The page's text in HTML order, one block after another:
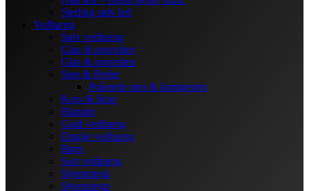
Sterling sølv led
Vedhæng
Sølv vedhæng
Glas & porcelæn
Glas & porcelæn
Sten & Perler
Polerede sten & lommesten
Kors & Ikon
Blandet
Guld vedhæng
Emalje vedhæng
Børn
Sort vedhæng
Stjernetegn
Stjernetegn